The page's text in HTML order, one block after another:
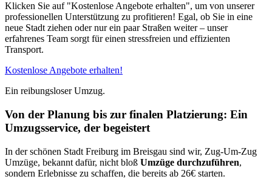
Klicken Sie auf "Kostenlose Angebote erhalten", um von unserer
professionellen Unterstützung zu profitieren! Egal, ob Sie in eine
neue Stadt ziehen oder nur ein paar Straßen weiter – unser
erfahrenes Team sorgt für einen stressfreien und effizienten
Transport.
Kostenlose Angebote erhalten!
Ein reibungsloser Umzug.
Von der Planung bis zur finalen Platzierung: Ein
Umzugsservice, der begeistert
In der schönen Stadt Freiburg im Breisgau sind wir, Zug-Um-Zug
Umzüge, bekannt dafür, nicht bloß Umzüge durchzuführen,
sondern Erlebnisse zu schaffen, die bereits ab 26€ starten.